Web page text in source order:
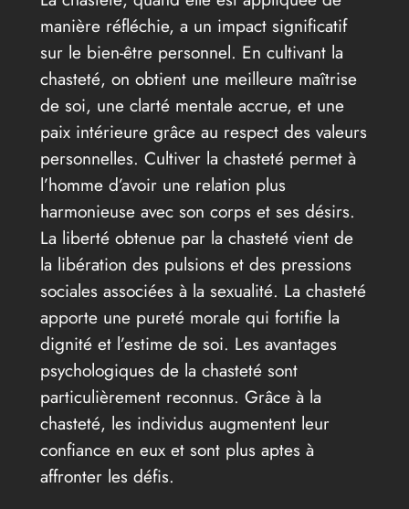
manière réfléchie, a un impact significatif
sur le bien-être personnel. En cultivant la
chasteté, on obtient une meilleure maîtrise
de soi, une clarté mentale accrue, et une
paix intérieure grâce au respect des valeurs
personnelles. Cultiver la chasteté permet à
l’homme d’avoir une relation plus
harmonieuse avec son corps et ses désirs.
La liberté obtenue par la chasteté vient de
la libération des pulsions et des pressions
sociales associées à la sexualité. La chasteté
apporte une pureté morale qui fortifie la
dignité et l’estime de soi. Les avantages
psychologiques de la chasteté sont
particulièrement reconnus. Grâce à la
chasteté, les individus augmentent leur
confiance en eux et sont plus aptes à
affronter les défis.